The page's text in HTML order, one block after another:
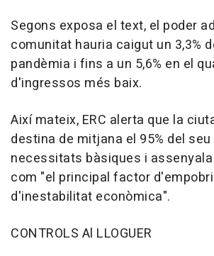
Segons exposa el text, el poder
comunitat hauria caigut un 3,3%
pandèmia i fins a un 5,6% en el
d'ingressos més baix.
Així mateix, ERC alerta que la
destina de mitjana el 95% del
necessitats bàsiques i
com "el principal factor
d'inestabilitat econòmica".
CONTROLS Al LLOGUER